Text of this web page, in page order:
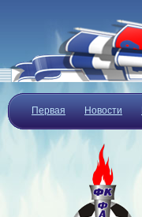
Первая Новости